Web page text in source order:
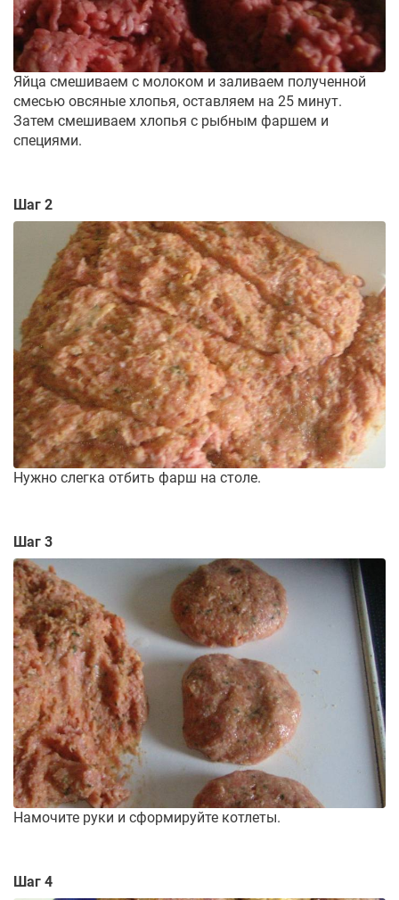
Яйца смешиваем с молоком и заливаем полученной
смесью овсяные хлопья, оставляем на 25 минут.
Затем смешиваем хлопья с рыбным фаршем и
специями.
Шаг 2
Нужно слегка отбить фарш на столе.
Шаг 3
Намочите руки и сформируйте котлеты.
Шаг 4